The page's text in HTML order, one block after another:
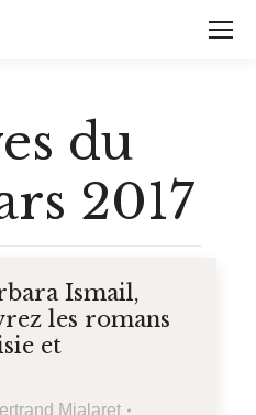
du
2017
Ismail,
les romans
et
Mialaret